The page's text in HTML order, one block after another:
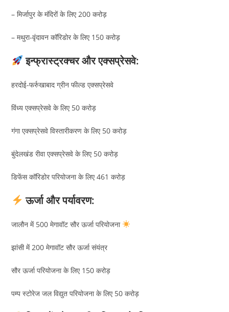
– मिर्जापुर के मंदिरों के लिए 200 करोड़
– मथुरा-वृंदावन कॉरिडोर के लिए 150 करोड़
इन्फ्रास्ट्रक्चर और एक्सप्रेसवे:
हरदोई-फर्रुखाबाद ग्रीन फील्ड एक्सप्रेसवे
विंध्य एक्सप्रेसवे के लिए 50 करोड़
गंगा एक्सप्रेसवे विस्तारीकरण के लिए 50 करोड़
बुंदेलखंड रीवा एक्सप्रेसवे के लिए 50 करोड़
डिफेंस कॉरिडोर परियोजना के लिए 461 करोड़
ऊर्जा और पर्यावरण:
जालौन में 500 मेगावॉट सौर ऊर्जा परियोजना
झांसी में 200 मेगावॉट सौर ऊर्जा संयंत्र
सौर ऊर्जा परियोजना के लिए 150 करोड़
पम्प स्टोरेज जल विद्युत परियोजना के लिए 50 करोड़